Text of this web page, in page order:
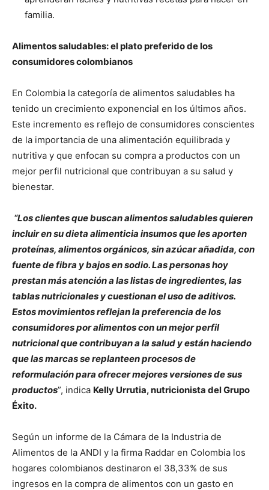
familia.
Alimentos saludables: el plato preferido de los
consumidores colombianos
En Colombia la categoría de alimentos saludables ha
tenido un crecimiento exponencial en los últimos años.
Este incremento es reflejo de consumidores conscientes
de la importancia de una alimentación equilibrada y
nutritiva y que enfocan su compra a productos con un
mejor perfil nutricional que contribuyan a su salud y
bienestar.
“Los clientes que buscan alimentos saludables quieren
incluir en su dieta alimenticia insumos que les aporten
proteínas, alimentos orgánicos, sin azúcar añadida, con
fuente de fibra y bajos en sodio.Las personas hoy
prestan más atención a las listas de ingredientes, las
tablas nutricionales y cuestionan el uso de aditivos.
Estos movimientos reflejan la preferencia de los
consumidores por alimentos con un mejor perfil
nutricional que contribuyan a la salud y están haciendo
que las marcas se replanteen procesos de
reformulación para ofrecer mejores versiones de sus
productos”, indica Kelly Urrutia, nutricionista del Grupo
Éxito.
Según un informe de la Cámara de la Industria de
Alimentos de la ANDI y la firma Raddar en Colombia los
hogares colombianos destinaron el 38,33% de sus
ingresos en la compra de alimentos con un gasto en